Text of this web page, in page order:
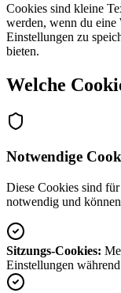
Cookies sind kleine
werden, wenn du eine
Einstellungen zu
bieten.
Welche
Notwendige
Diese Cookies sind
notwendig und
Sitzungs-Cookies:
Einstellungen